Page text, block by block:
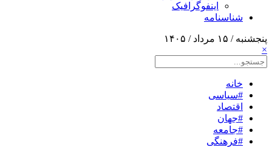
اینفوگرافیک
شناسنامه
پنجشنبه / ۱۵ مرداد / ۱۴۰۵
×
خانه
#سیاسی
اقتصاد
#جهان
#جامعه
#فرهنگی